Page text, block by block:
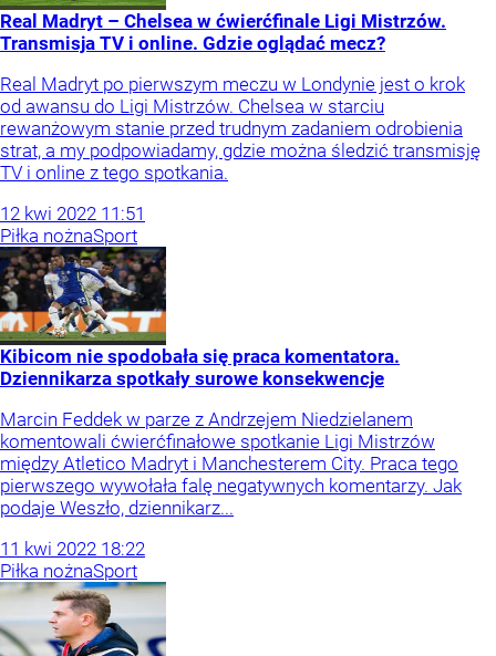
Real Madryt – Chelsea w ćwierćfinale Ligi Mistrzów.
Transmisja TV i online. Gdzie oglądać mecz?
Real Madryt po pierwszym meczu w Londynie jest o krok
od awansu do Ligi Mistrzów. Chelsea w starciu
rewanżowym stanie przed trudnym zadaniem odrobienia
strat, a my podpowiadamy, gdzie można śledzić transmisję
TV i online z tego spotkania.
12 kwi 2022 11:51
Piłka nożnaSport
Kibicom nie spodobała się praca komentatora.
Dziennikarza spotkały surowe konsekwencje
Marcin Feddek w parze z Andrzejem Niedzielanem
komentowali ćwierćfinałowe spotkanie Ligi Mistrzów
między Atletico Madryt i Manchesterem City. Praca tego
pierwszego wywołała falę negatywnych komentarzy. Jak
podaje Weszło, dziennikarz...
11 kwi 2022 18:22
Piłka nożnaSport